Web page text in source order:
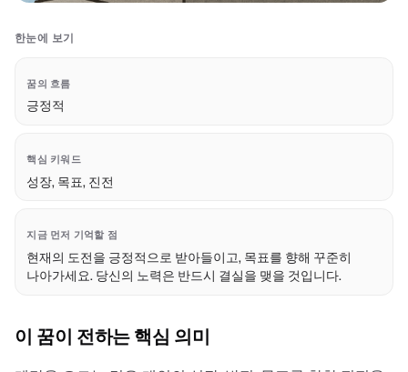
한눈에 보기
꿈의 흐름
긍정적
핵심 키워드
성장, 목표, 진전
지금 먼저 기억할 점
현재의 도전을 긍정적으로 받아들이고, 목표를 향해 꾸준히
나아가세요. 당신의 노력은 반드시 결실을 맺을 것입니다.
이 꿈이 전하는 핵심 의미